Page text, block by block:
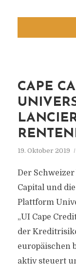
CAPE
19. Oktober 2019
Der
Capital und
Plattform
„UI Cape
der
europäischen
aktiv steuert